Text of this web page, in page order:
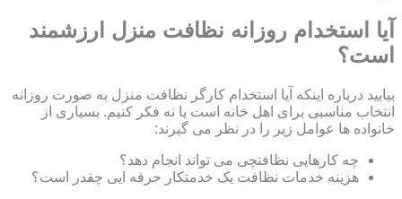
آیا استخدام روزانه نظافت منزل ارزشمند
است؟
بیایید درباره اینکه آیا استخدام کارگر نظافت منزل به صورت روزانه
انتخاب مناسبی برای اهل خانه است یا نه فکر کنیم. بسیاری از
خانواده ها عوامل زیر را در نظر می گیرند:
چه کارهایی نظافتچی می تواند انجام دهد؟
هزینه خدمات نظافت یک خدمتکار حرفه ایی چقدر است؟